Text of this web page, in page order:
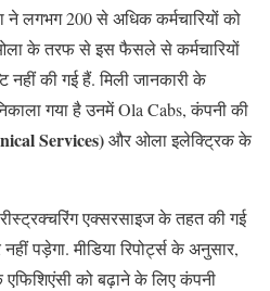
ने लगभग 200 से अधिक कर्मचारियों को
के तरफ से इस फैसले से कर्मचारियों
नहीं की गई हैं. मिली जानकारी के
गया है उनमें Ola Cabs, कंपनी की
Services)और ओला इलेक्ट्रिक के
एक्सरसाइज के तहत की गई
पड़ेगा. मीडिया रिपोर्ट्स के अनुसार,
को बढ़ाने के लिए कंपनी